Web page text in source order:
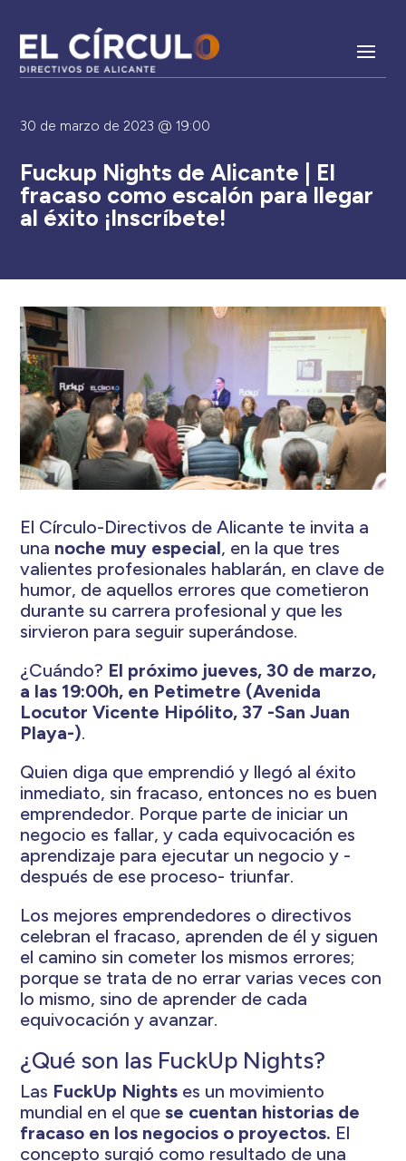
30 de marzo de 2023 @ 19:00
Fuckup Nights de Alicante | El
fracaso como escalón para llegar
al éxito ¡Inscríbete!
El Círculo-Directivos de Alicante te invita a
una noche muy especial, en la que tres
valientes profesionales hablarán, en clave de
humor, de aquellos errores que cometieron
durante su carrera profesional y que les
sirvieron para seguir superándose.
¿Cuándo? El próximo jueves, 30 de marzo,
a las 19:00h, en Petimetre (Avenida
Locutor Vicente Hipólito, 37 -San Juan
Playa-).
Quien diga que emprendió y llegó al éxito
inmediato, sin fracaso, entonces no es buen
emprendedor. Porque parte de iniciar un
negocio es fallar, y cada equivocación es
aprendizaje para ejecutar un negocio y -
después de ese proceso- triunfar.
Los mejores emprendedores o directivos
celebran el fracaso, aprenden de él y siguen
el camino sin cometer los mismos errores;
porque se trata de no errar varias veces con
lo mismo, sino de aprender de cada
equivocación y avanzar.
¿Qué son las FuckUp Nights?
Las FuckUp Nights es un movimiento
mundial en el que se cuentan historias de
fracaso en los negocios o proyectos. El
concepto surgió como resultado de una